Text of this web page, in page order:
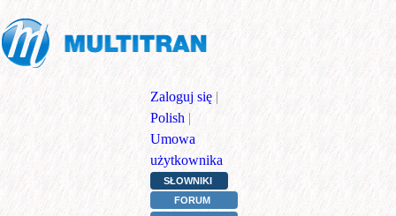
Zaloguj się |
Polish |
Umowa
użytkownika
SŁOWNIKI
FORUM